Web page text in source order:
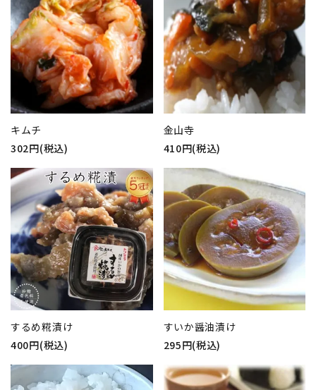
キムチ
302円(税込)
金山寺
410円(税込)
するめ糀漬け
400円(税込)
すいか醤油漬け
295円(税込)